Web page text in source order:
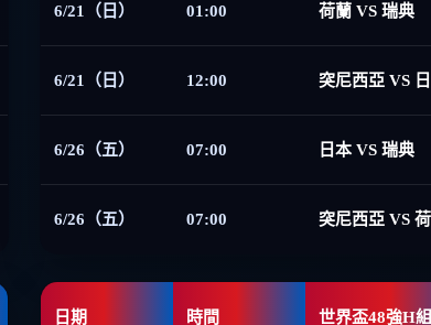
6/21（日） 01:00 荷蘭 VS 瑞典
6/21（日） 12:00 突尼西亞 VS
6/26（五） 07:00 日本 VS 瑞典
6/26（五） 07:00 突尼西亞 VS
日期 時間 世界盃48強H組